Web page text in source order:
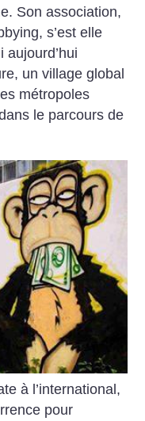
Son association,
s’est elle
un village global
métropoles
le parcours de
à l’international,
pour